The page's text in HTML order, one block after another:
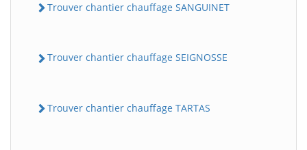
Trouver chantier chauffage SANGUINET
Trouver chantier chauffage SEIGNOSSE
Trouver chantier chauffage TARTAS